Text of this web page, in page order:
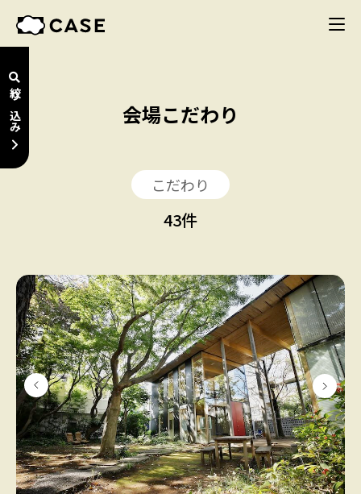
絞り込み 会場こだわり
こだわり
43件